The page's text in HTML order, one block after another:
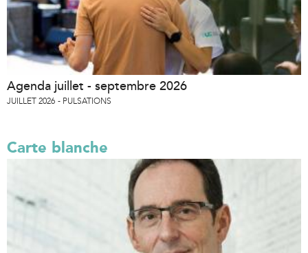
Agenda juillet - septembre 2026
JUILLET 2026 PULSATIONS
Carte blanche